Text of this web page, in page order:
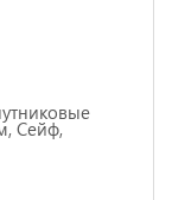
Сейф,